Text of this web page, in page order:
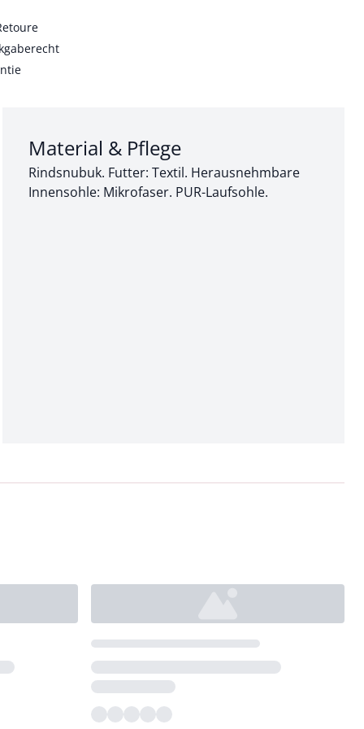
Abschnitt 3 von 3:
Material & Pflege
Rindsnubuk. Futter: Textil. Herausnehmbare
Innensohle: Mikrofaser. PUR-Laufsohle.